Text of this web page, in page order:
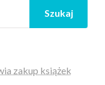
Szukaj
zakup książek